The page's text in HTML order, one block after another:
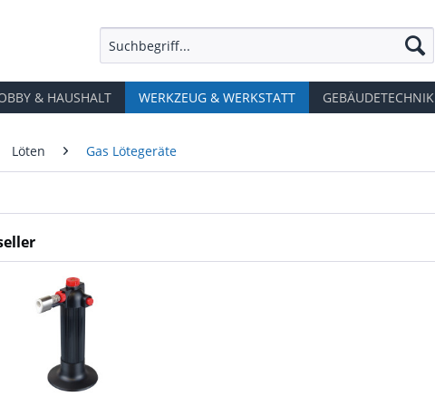
& HAUSHALT WERKZEUG & WERKSTATT GEBÄUDETECHNIK
Löten Gas Lötegeräte